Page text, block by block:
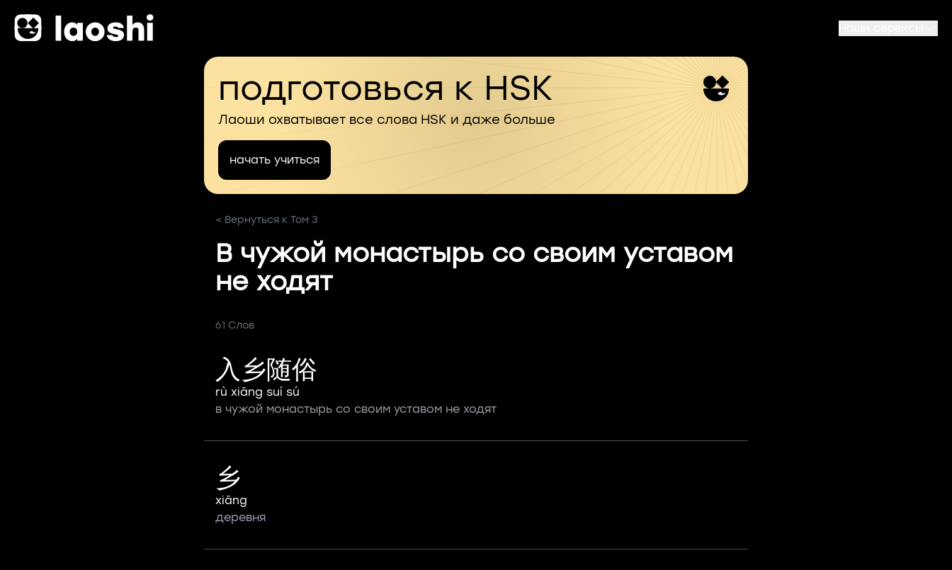
подготовься к HSK
Лаоши охватывает все слова HSK и даже больше
начать учиться
< Вернуться к Том 3
В чужой монастырь со своим уставом
не ходят
61 Слов
入乡随俗
rù xiāng suí sú
в чужой монастырь со своим уставом не ходят
乡
xiāng
деревня